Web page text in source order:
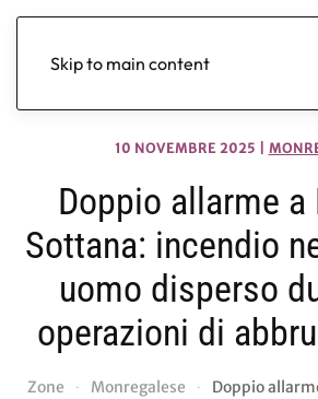
Skip to main content
10 NOVEMBRE 2025
Doppio allarme a
Sottana: incendio
uomo disperso
operazioni di
Zone Monregalese
Doppio